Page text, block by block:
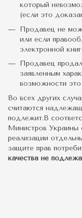
который
(если это
Продавец не
или если
электронной
Продавец
заявленным
возможности это
Во всех других
считаются
подлежит.В
Министров Украины
реализации
защите прав
качества не